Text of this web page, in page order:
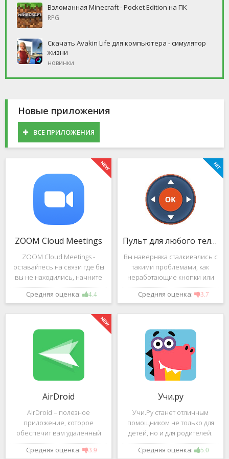
Взломанная Minecraft - Pocket Edition на ПК
RPG
Скачать Avakin Life для компьютера - симулятор
жизни
новинки
Новые приложения
ВСЕ ПРИЛОЖЕНИЯ
ZOOM Cloud Meetings
ZOOM Cloud Meetings -
оставайтесь на связи где бы
вы не находились, начните
свою или присоединитесь к
видеоконференции с
высококачественным
изображением. Столь
Средняя оценка: 4.4
Пульт для любого телевизора
Вы наверняка сталкивались с
такими проблемами, как
неработающие кнопки или
разряженные батарейки на
вашем пульте от
с помощью приложения
"Пульт для
Средняя оценка: 3.7
AirDroid
AirDroid – полезное
приложение, которое
обеспечит вам удаленный
доступ к вашему смартфону
или планшету при помощи
Средняя оценка: 3.9
Учи.ру
Учи.Ру станет отличным
помощником не только для
детей, но и для родителей.
Это приложение заточено
под изучение различного
Средняя оценка: 5.0